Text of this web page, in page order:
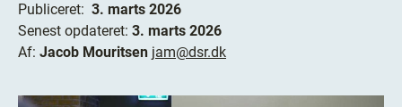
Publiceret: 3. marts 2026
Senest opdateret: 3. marts 2026
Af: Jacob Mouritsen jam@dsr.dk